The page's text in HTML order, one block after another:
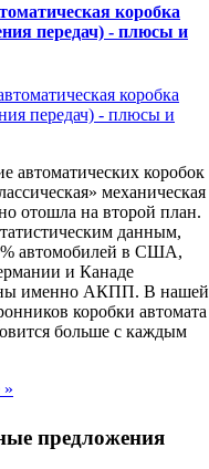
коробка
передач) - плюсы и
автоматических коробок
механическая
отошла на второй план.
данным,
автомобилей в США,
и Канаде
именно АКПП. В нашей
коробки автомата
больше с каждым
»
предложения